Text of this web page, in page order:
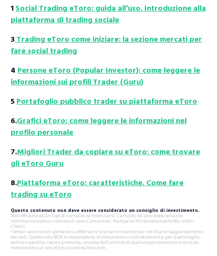
1Social Trading eToro: guida all’uso. Introduzione alla
piattaforma di trading sociale
3Trading eToro come iniziare: la sezione mercati per
fare social trading
4Persone eToro (Popular Investor): come leggere le
informazioni sui profili Trader (Guru)
5Portafoglio pubblico trader su piattaforma eToro
6.Grafici eToro: come leggere le informazioni nel
profilo personale
7.Migliori Trader da copiare su eToro: come trovare
gli eToro Guru
8.Piattaforma eToro: caratteristiche. Come fare
trading su eToro
Questo contenuto non deve essere considerato un consiglio di investimento.
Non offriamo alcun tipo di consulenza finanziaria. L’articolo ha uno scopo soltanto
informativo e alcuni contenuti sono Comunicati Stampa scritti direttamente dai nostri
Clienti.
I lettori sono tenuti pertanto a effettuare le proprie ricerche per verificare l’aggiornamento
dei dati. Questo sito NON è responsabile, direttamente o indirettamente, per qualsivoglia
danno o perdita, reale o presunta, causata dall'utilizzo di qualunque contenuto o servizio
menzionato sul sito https://valoreazioni.com.